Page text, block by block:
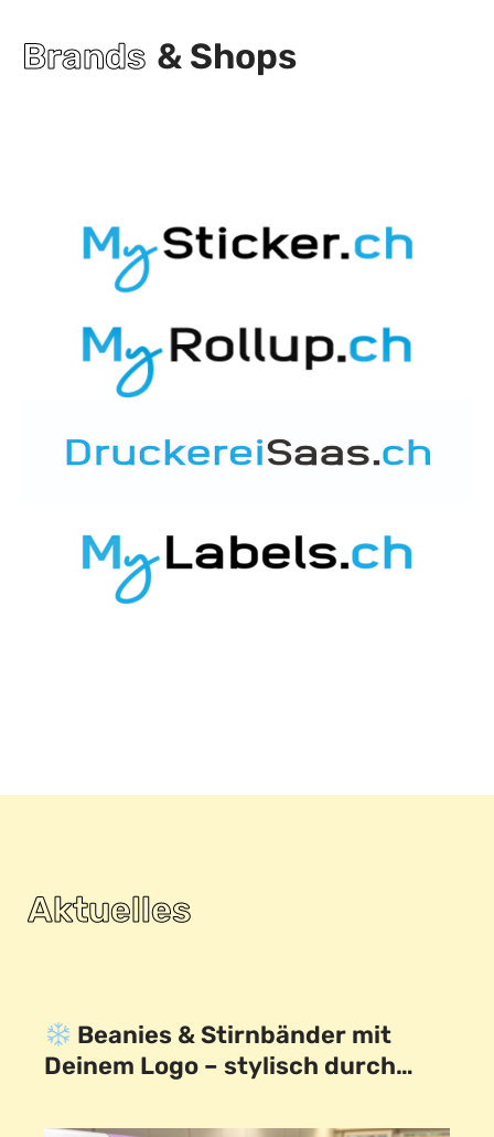
Brands & Shops
Aktuelles
Beanies & Stirnbänder mit
Deinem Logo – stylisch durch…